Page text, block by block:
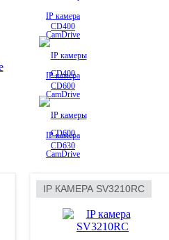
набор опций
видеонаблюдения
установки, on-line
IP камера
CD400
IP камера
CD600
IP камера
CD630
IP КАМЕРА SV3210RC